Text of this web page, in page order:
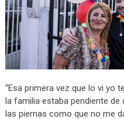
“Esa primera vez que lo vi yo
la familia estaba pendiente de
las piernas como que no me